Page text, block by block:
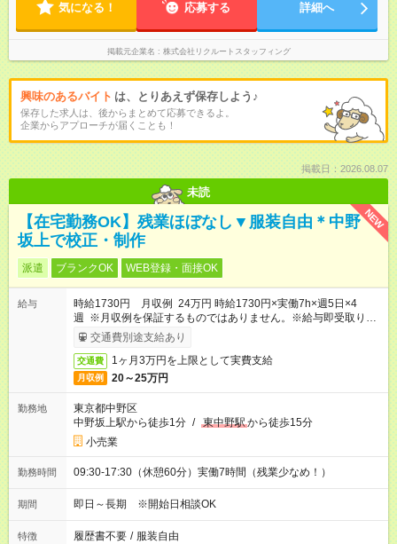
気になる！ 応募する 詳細へ
掲載元企業名 株式会社リクルートスタッフィング
興味のあるバイト は、とりあえず保存しよう♪
保存した求人は、後からまとめて応募できるよ。
企業からアプローチが届くことも！
掲載日：2026.08.07
未読
NEW
【在宅勤務OK】残業ほぼなし▼服装自由＊中野
坂上で校正・制作
派遣 ブランクOK WEB登録・面接OK
給与
時給1730円 月収例 24万円 時給1730円×実働7h×週5日×4
週 ※月収例を保証するものではありません。※給与即受取りサ
ービス利用可（利用条件有）
交通費別途支給あり
交通費 1ヶ月3万円を上限として実費支給
月収例 20～25万円
勤務地
東京都中野区
中野坂上駅から徒歩1分 / 東中野駅から徒歩15分
小売業
勤務時間 09:30-17:30（休憩60分）実働7時間（残業少なめ！）
期間 即日～長期 ※開始日相談OK
特徴 履歴書不要 / 服装自由